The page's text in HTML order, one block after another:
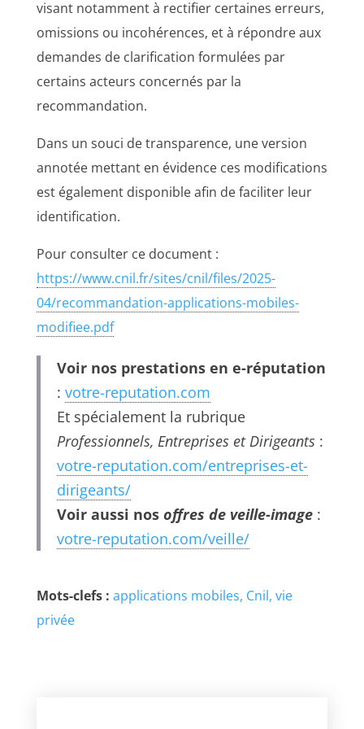
visant notamment à rectifier certaines erreurs,
omissions ou incohérences, et à répondre aux
demandes de clarification formulées par
certains acteurs concernés par la
recommandation.
Dans un souci de transparence, une version
annotée mettant en évidence ces modifications
est également disponible afin de faciliter leur
identification.
Pour consulter ce document :
https://www.cnil.fr/sites/cnil/files/2025-
04/recommandation-applications-mobiles-
modifiee.pdf
Voir nos prestations en e-réputation
: votre-reputation.com
Et spécialement la rubrique
Professionnels, Entreprises et Dirigeants:
votre-reputation.com/entreprises-et-
dirigeants/
Voir aussi nos offres de veille-image:
votre-reputation.com/veille/
Mots-clefs : applications mobiles Cnil vie
privée